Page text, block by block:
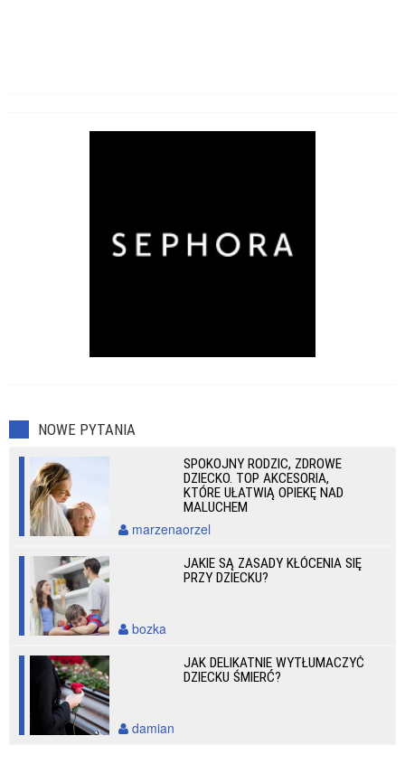
NOWE PYTANIA
SPOKOJNY RODZIC, ZDROWE
DZIECKO. TOP AKCESORIA,
KTÓRE UŁATWIĄ OPIEKĘ NAD
MALUCHEM
marzenaorzel
JAKIE SĄ ZASADY KŁÓCENIA SIĘ
PRZY DZIECKU?
bozka
JAK DELIKATNIE WYTŁUMACZYĆ
DZIECKU ŚMIERĆ?
damian